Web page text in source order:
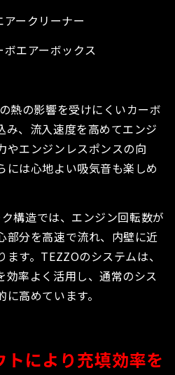
ークリーナー
エアーボックス
熱の影響を受けにくいカーボ
み、流入速度を高めてエンジ
やエンジンレスポンスの向
には心地よい吸気音も楽しめ
構造では、エンジン回転数が
部分を高速で流れ、内壁に近
す。TEZZOのシステムは、
効率よく活用し、通常のシス
高めています。
トにより充填効率を